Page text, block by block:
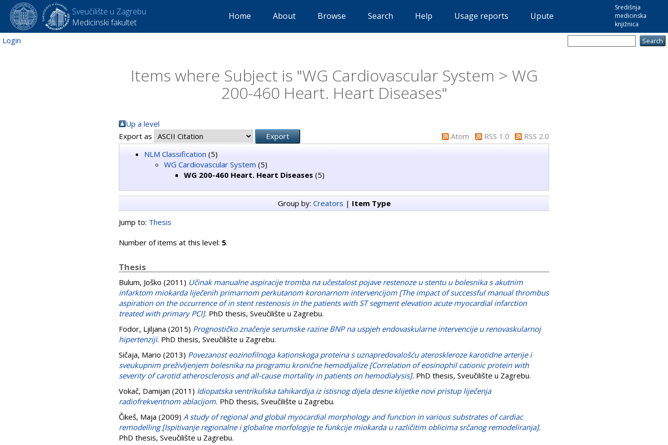
Sveučilište u Zagrebu
Medicinski fakultet
Središnja
medicinska
knjižnica
Home About Browse Search Help Usage reports Upute
Login
Items where Subject is "WG Cardiovascular System > WG
200-460 Heart. Heart Diseases"
Up a level
Export as
Atom RSS 1.0
RSS 2.0
NLM Classification (5)
WG Cardiovascular System (5)
WG 200-460 Heart. Heart Diseases (5)
Group by: Creators | Item Type
Jump to: Thesis
Number of items at this level: 5.
Thesis
Bulum, Joško (2011) Učinak manualne aspiracije tromba na učestalost pojave restenoze u stentu u bolesnika s akutnim
infarktom miokarda liječenih primarnom perkutanom koronarnom intervencijom [The impact of successful manual thrombus
aspiration on the occurrence of in stent restenosis in the patients with ST segment elevation acute myocardial infarction
treated with primary PCI]. PhD thesis, Sveučilište u Zagrebu.
Fodor, Ljiljana (2015) Prognostičko značenje serumske razine BNP na uspjeh endovaskularne intervencije u renovaskularnoj
hipertenziji. PhD thesis, Sveučilište u Zagrebu.
Sičaja, Mario (2013) Povezanost eozinofilnoga kationskoga proteina s uznapredovalošću ateroskleroze karotidne arterije i
sveukupnim preživljenjem bolesnika na programu kronične hemodijalize [Correlation of eosinophil cationic protein with
severity of carotid atherosclerosis and all-cause mortality in patients on hemodialysis]. PhD thesis, Sveučilište u Zagrebu.
Vokač, Damijan (2011) Idiopatska ventrikulska tahikardija iz istisnog dijela desne klijetke novi pristup liječenja
radiofrekventnom ablacijom. PhD thesis, Sveučilište u Zagrebu.
Čikeš, Maja (2009) A study of regional and global myocardial morphology and function in various substrates of cardiac
remodelling [Ispitivanje regionalne i globalne morfologije te funkcije miokarda u različitim oblicima srčanog remodeliranja].
PhD thesis, Sveučilište u Zagrebu.